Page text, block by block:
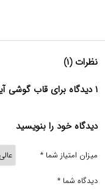
نظرات (۱)
۱ دیدگاه برای قاب گوشی آیفون Inside Out طرح اضطراب عروسکی
دیدگاه خود را بنویسید
میزان امتیاز شما *
دیدگاه شما *